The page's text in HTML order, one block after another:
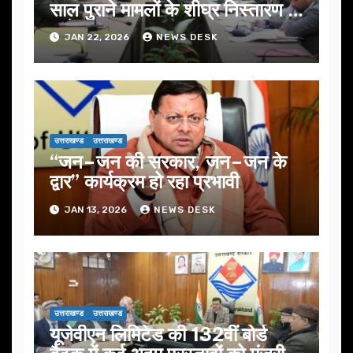
साल पुराने मामलों के शीघ्र निस्तारण के
आदेश…
JAN 22, 2026 NEWS DESK
उत्तराखण्ड उत्तराखण्ड
“जन–जन की सरकार, जन–जन के
द्वार” कार्यक्रम हो रहा प्रभावी
JAN 13, 2026 NEWS DESK
उत्तराखण्ड उत्तराखण्ड
यूजेवीएन लिमिटेड की 132वीं बोर्ड